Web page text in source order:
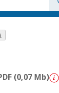
(0,07 Mb)